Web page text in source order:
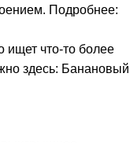
Подробнее:
ищет что-то более
здесь: Банановый